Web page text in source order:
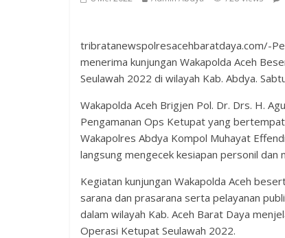
tribratanewspolresacehbaratdaya.com/-
menerima kunjungan Wakapolda Aceh
Seulawah 2022 di wilayah Kab. Abdya.
Wakapolda Aceh Brigjen Pol. Dr. Drs. H.
Pengamanan Ops Ketupat yang
Wakapolres Abdya Kompol Muhayat
langsung mengecek kesiapan personil
Kegiatan kunjungan Wakapolda Aceh
sarana dan prasarana serta pelayanan
dalam wilayah Kab. Aceh Barat Daya
Operasi Ketupat Seulawah 2022.